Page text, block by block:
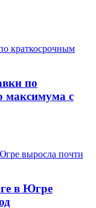
по
максимума с
в Югре